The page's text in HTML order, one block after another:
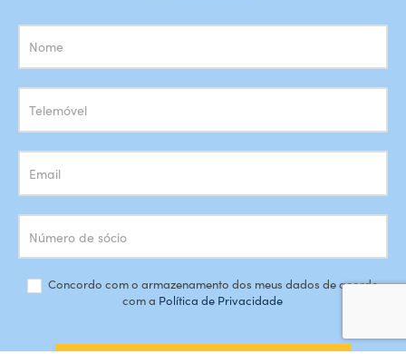
Subscrição
Newsletter
Concordo com o armazenamento dos meus dados de acordo
com a Política de Privacidade